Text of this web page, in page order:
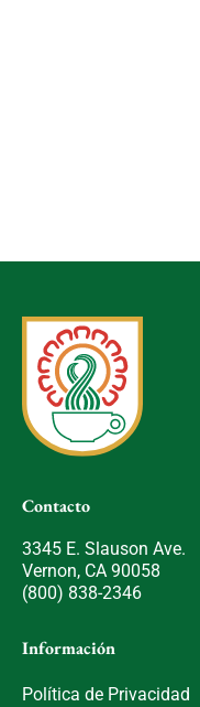
Contacto
3345 E. Slauson Ave.
Vernon, CA 90058
(800) 838-2346
Información
Política de Privacidad